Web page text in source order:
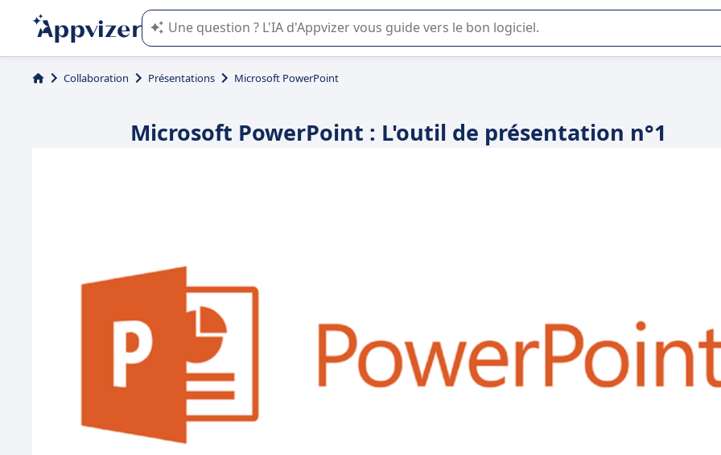
L'IA de Appvizer vous guide dans l'utilisation ou la sélection de logiciel SaaS en entreprise.
Collaboration Présentations Microsoft PowerPoint
Microsoft PowerPoint : L'outil de présentation n°1